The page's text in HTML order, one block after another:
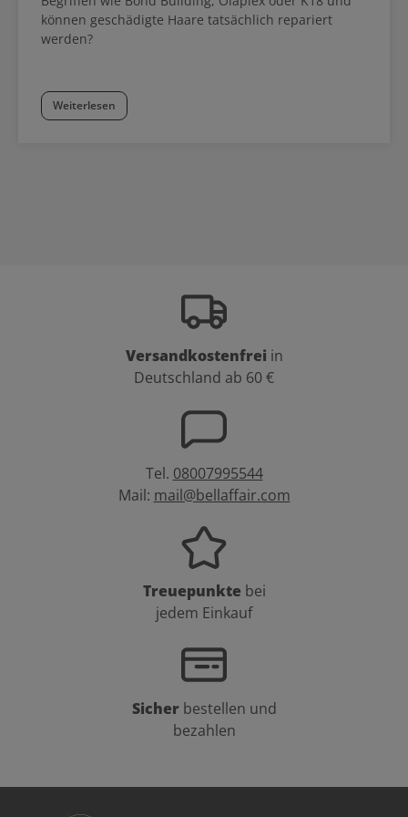
können geschädigte Haare tatsächlich repariert
werden?
Weiterlesen
Versandkostenfrei in
Deutschland ab 60 €
Tel. 08007995544
Mail: mail@bellaffair.com
Treuepunkte bei
jedem Einkauf
Sicher bestellen und
bezahlen